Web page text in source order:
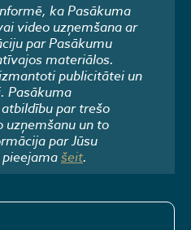
ka Pasākuma
video uzņemšana ar
par Pasākumu
materiālos.
publicitātei un
Pasākuma
par trešo
uzņemšanu un to
par Jūsu
šeit.